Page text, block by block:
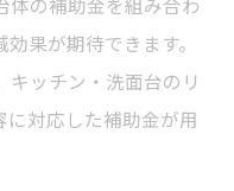
体の補助金を組み合わ
果が期待できます。
ッチン・洗面台のリ
対応した補助金が用